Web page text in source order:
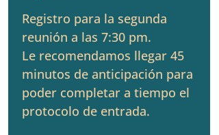
Registro para la segunda
reunión a las 7:30 pm.
Le recomendamos llegar 45
minutos de anticipación para
poder completar a tiempo el
protocolo de entrada.